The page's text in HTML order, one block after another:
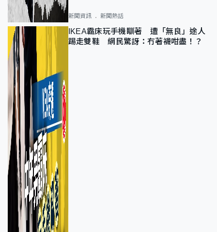
新聞資訊 新聞熱話
IKEA霸床玩手機瞓著 遭「無良」途人
踢走雙鞋 網民驚訝：冇著襪咁盡！？